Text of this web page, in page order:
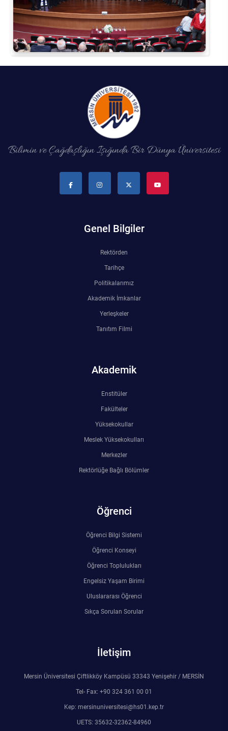
Bilimin ve Çağdaşlığın Işığında Bir Dünya Üniversitesi
Genel Bilgiler
Rektörden
Tarihçe
Politikalarımız
Akademik İmkanlar
Yerleşkeler
Tanıtım Filmi
Akademik
Enstitüler
Fakülteler
Yüksekokullar
Meslek Yüksekokulları
Merkezler
Rektörlüğe Bağlı Bölümler
Öğrenci
Öğrenci Bilgi Sistemi
Öğrenci Konseyi
Öğrenci Toplulukları
Engelsiz Yaşam Birimi
Uluslararası Öğrenci
Sıkça Sorulan Sorular
İletişim
Mersin Üniversitesi Çiftlikköy Kampüsü 33343 Yenişehir / MERSİN
Tel- Fax: +90 324 361 00 01
Kep: mersinuniversitesi@hs01.kep.tr
UETS: 35632-32362-84960